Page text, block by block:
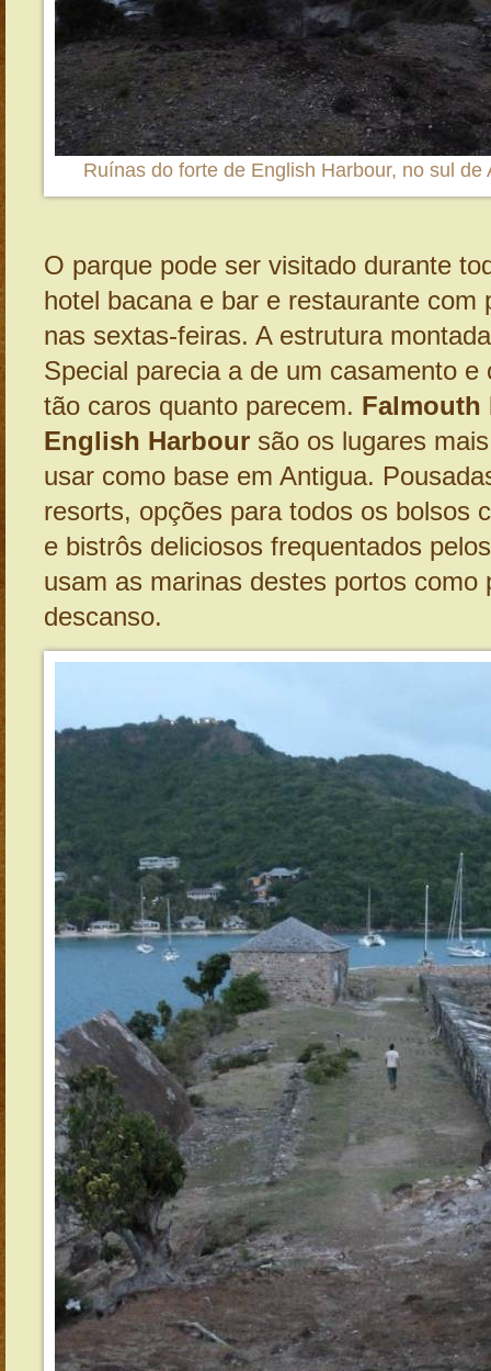
Ruínas do forte de English Harbour, no sul de
O parque pode ser visitado durante
hotel bacana e bar e restaurante com
nas sextas-feiras. A estrutura
Special parecia a de um casamento e
tão caros quanto parecem. Falmouth
English Harbour são os lugares
usar como base em Antigua.
resorts, opções para todos os bolsos
e bistrôs deliciosos frequentados
usam as marinas destes portos como
descanso.